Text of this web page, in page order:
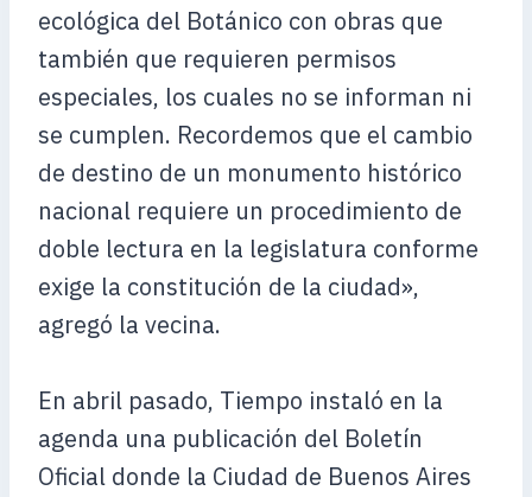
ecológica del Botánico con obras que
también que requieren permisos
especiales, los cuales no se informan ni
se cumplen. Recordemos que el cambio
de destino de un monumento histórico
nacional requiere un procedimiento de
doble lectura en la legislatura conforme
exige la constitución de la ciudad»,
agregó la vecina.
En abril pasado, Tiempo instaló en la
agenda una publicación del Boletín
Oficial donde la Ciudad de Buenos Aires